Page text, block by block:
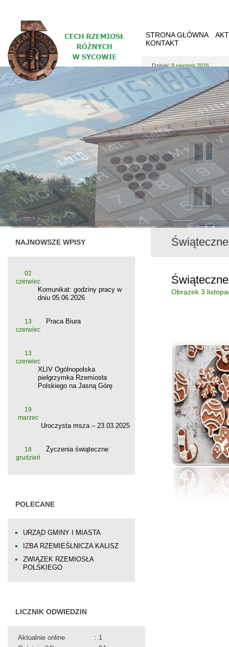
STRONA GŁÓWNA
KONTAKT
Dzisiaj:9 sierpnia 2026
NAJNOWSZE WPISY
02
czerwiec
Komunikat: godziny pracy w
dniu 05.06.2026
13
czerwiec
Praca Biura
13
czerwiec
XLIV Ogólnopolska
pielgrzymka Rzemiosła
Polskiego na Jasną Górę
19
marzec
Uroczysta msza – 23.03.2025
18
grudzień
Życzenia świąteczne
POLECANE
URZĄD GMINY I MIASTA
IZBA RZEMIEŚLNICZA KALISZ
ZWIĄZEK RZEMIOSŁA
POLSKIEGO
LICZNIK ODWIEDZIN
Aktualnie online
: 1
Obrazek 3